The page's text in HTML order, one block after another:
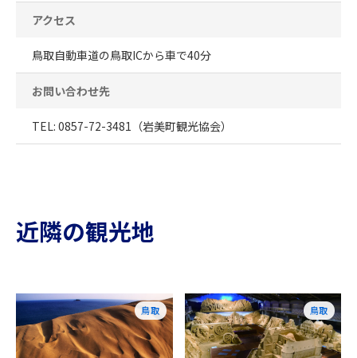
アクセス
鳥取自動車道の鳥取ICから車で40分
お問い合わせ先
TEL: 0857-72-3481（岩美町観光協会）
近隣の観光地
鳥取 鳥取